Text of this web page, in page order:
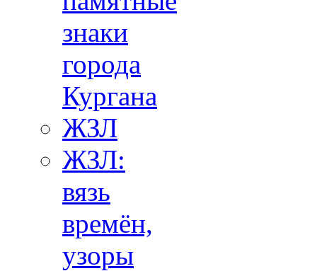
знаки
города
Кургана
ЖЗЛ
ЖЗЛ:
вязь
времён,
узоры